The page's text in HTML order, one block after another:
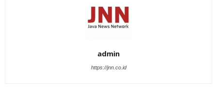
admin
https://jnn.co.id